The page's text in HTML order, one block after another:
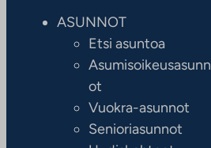
ASUNNOT
Etsi asuntoa
Asumisoikeusasunn
ot
Vuokra-asunnot
Senioriasunnot